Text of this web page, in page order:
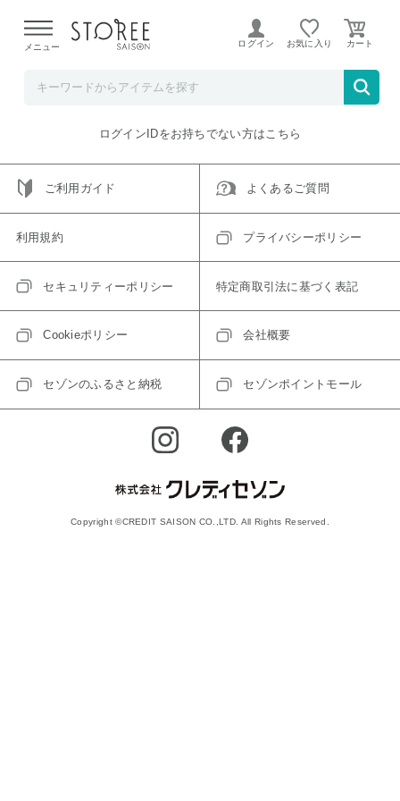
よる配送遅延が発生しております。
メニュー ログイン お気に入り
ご指定のアイテムは取り扱い終了、またはただいま取り扱い
トップへ戻る
ログインIDをお持ちでない方はこちら
ご利用ガイド よくあるご質問
利用規約 プライバシーポリシー
セキュリティーポリシー 特定商取引法に基づく表記
Cookieポリシー 会社概要
セゾンのふるさと納税 セゾンポイントモール
Copyright ©CREDIT SAISON CO.,LTD. All Rights Reserved.